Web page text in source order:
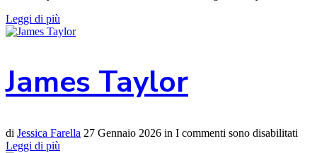
Leggi di più
James Taylor
di Jessica Farella 27 Gennaio 2026 in I commenti sono disabilitati
Leggi di più